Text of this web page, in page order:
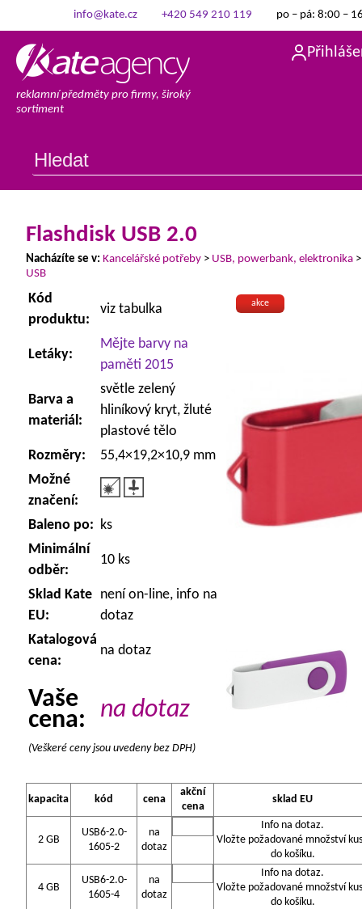
info@kate.cz +420 549 210 119 po – pá: 8:00 –
reklamní předměty pro firmy, široký
sortiment
Flashdisk USB 2.0
Nacházíte se v: Kancelářské potřeby > USB, powerbank, elektronika
USB
akce
Kód
produktu:
viz tabulka
Letáky:
Mějte barvy na
paměti 2015
Barva a
materiál:
světle zelený
hliníkový kryt, žluté
plastové tělo
Rozměry:
55,4×19,2×10,9 mm
Možné
značení:
Baleno po: ks
Minimální
odběr:
10 ks
Sklad Kate
EU:
není on-line, info na
dotaz
Katalogová
cena:
na dotaz
Vaše
cena:
na dotaz
(Veškeré ceny jsou uvedeny bez DPH)
kapacita kód cena
akční
cena
sklad EU
2 GB
USB6-2.0-
1605-2
na
dotaz
Info na dotaz.
Vložte požadované množství
do košíku.
4 GB
USB6-2.0-
1605-4
na
dotaz
Info na dotaz.
Vložte požadované množství
do košíku.